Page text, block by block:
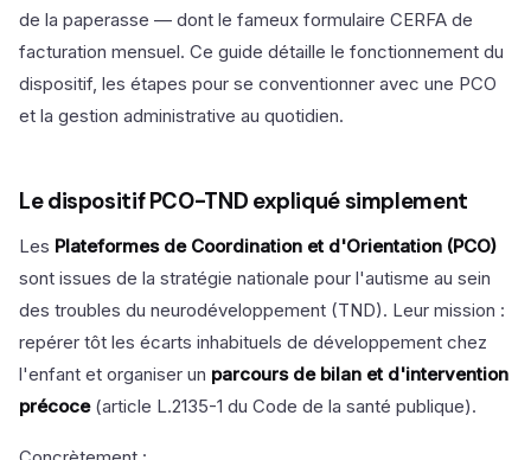
de la paperasse — dont le fameux formulaire CERFA de
facturation mensuel. Ce guide détaille le fonctionnement du
dispositif, les étapes pour se conventionner avec une PCO
et la gestion administrative au quotidien.
Le dispositif PCO-TND expliqué simplement
Les Plateformes de Coordination et d'Orientation (PCO)
sont issues de la stratégie nationale pour l'autisme au sein
des troubles du neurodéveloppement (TND). Leur mission :
repérer tôt les écarts inhabituels de développement chez
l'enfant et organiser un parcours de bilan et d'intervention
précoce(article L.2135-1 du Code de la santé publique).